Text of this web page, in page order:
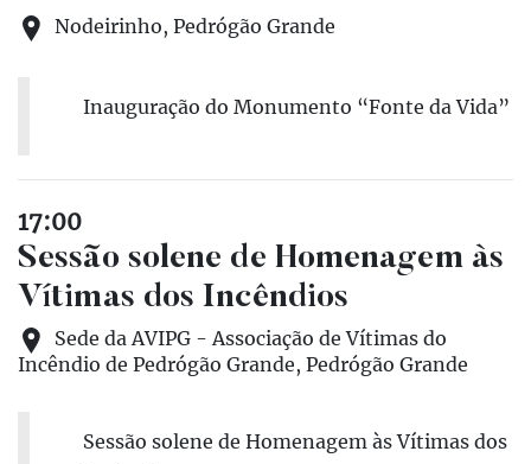
Nodeirinho, Pedrógão Grande
Inauguração do Monumento “Fonte da Vida”
17:00
Sessão solene de Homenagem às
Vítimas dos Incêndios
Sede da AVIPG - Associação de Vítimas do
Incêndio de Pedrógão Grande, Pedrógão Grande
Sessão solene de Homenagem às Vítimas dos